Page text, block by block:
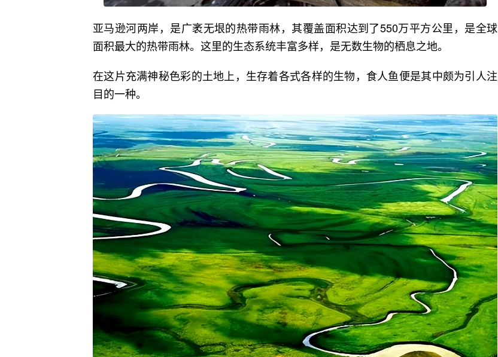
亚马逊河两岸，是广袤无垠的热带雨林，其覆盖面积达到了550万平方公里，是全球
面积最大的热带雨林。这里的生态系统丰富多样，是无数生物的栖息之地。
在这片充满神秘色彩的土地上，生存着各式各样的生物，食人鱼便是其中颇为引人注
目的一种。